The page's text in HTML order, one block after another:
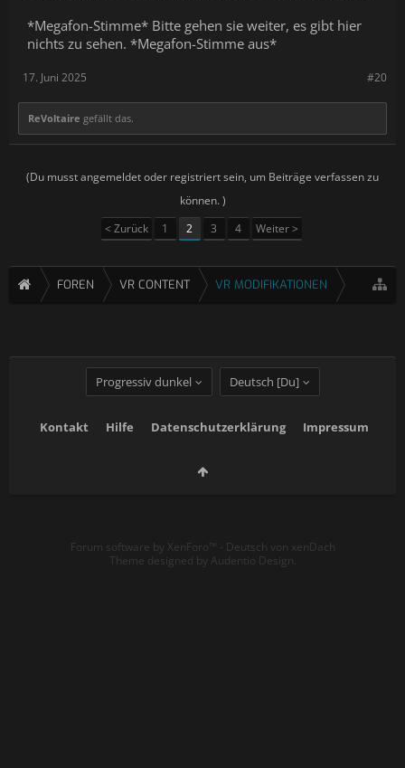
*Megafon-Stimme* Bitte gehen sie weiter, es gibt hier
nichts zu sehen. *Megafon-Stimme aus*
#20
17. Juni 2025
ReVoltaire gefällt das.
(Du musst angemeldet oder registriert sein, um Beiträge verfassen zu
können. )
< Zurück
1 2 3 4 Weiter >
FOREN VR CONTENT VR MODIFIKATIONEN
Progressiv dunkel Deutsch [Du]
Kontakt Hilfe Datenschutzerklärung Impressum
Forum software by XenForo™ - Deutsch von xenDach
Theme designed by Audentio Design.